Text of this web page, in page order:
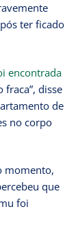
ter ficado
encontrada
fraca”, disse
de
no corpo
momento,
que
foi